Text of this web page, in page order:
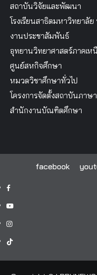
สถาบันวิจัยและพัฒนา
โรงเรียนสาธิตมหาวิทยาลัย
งานประชาสัมพันธ์
อุทยานวิทยาศาสตร์ภาคเห
ศูนย์สหกิจศึกษา
หมวดวิชาศึกษาทั่วไป
โครงการจัดตั้งสถาบันภาษา
สำนักงานบัณฑิตศึกษา
facebook
facebook
youtube
instagram
tiktok